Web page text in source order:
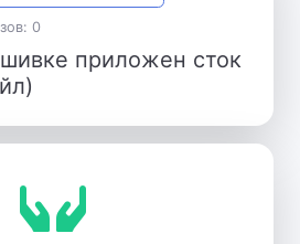
0
приложен сток